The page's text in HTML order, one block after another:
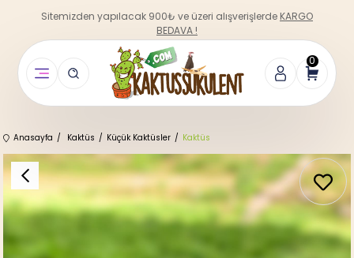
Sitemizden yapılacak 900₺ ve üzeri alışverişlerde KARGO
BEDAVA !
0
Anasayfa Kaktüs Küçük Kaktüsler Kaktüs